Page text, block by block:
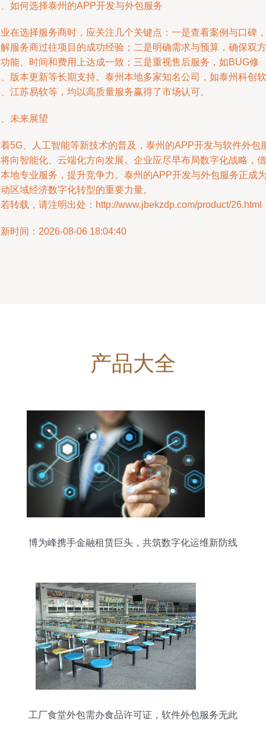
如何选择泰州的APP开发与外包服务
在选择服务商时，应关注几个关键点：一是查看案例与口碑，
服务商过往项目的成功经验；二是明确需求与预算，确保双方
能、时间和费用上达成一致；三是重视售后服务，如BUG修
版本更新等长期支持。泰州本地多家知名公司，如泰州科创软
江苏易软等，均以高质量服务赢得了市场认可。
未来展望
5G、人工智能等新技术的普及，泰州的APP开发与软件外包
向智能化、云端化方向发展。企业应尽早布局数字化战略，借
地专业服务，提升竞争力。泰州的APP开发与外包服务正成
区域经济数字化转型的重要力量。
转载，请注明出处：http://www.jbekzdp.com/product/26.html
时间：2026-08-06 18:04:40
产品大全
博为峰携手金融租赁巨头，共筑数字化运维新防线
工厂食堂外包需办食品许可证，软件外包服务无此